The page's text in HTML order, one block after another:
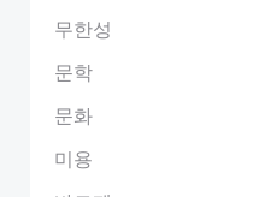
무한성
문학
문화
미용